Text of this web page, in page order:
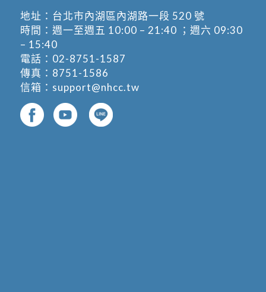
地址： 台北市內湖區內湖路一段 520 號
時間：週一至週五 10:00 – 21:40 ；週六 09:30
– 15:40
電話： 02-8751-1587
傳真：8751-1586
信箱： support@nhcc.tw